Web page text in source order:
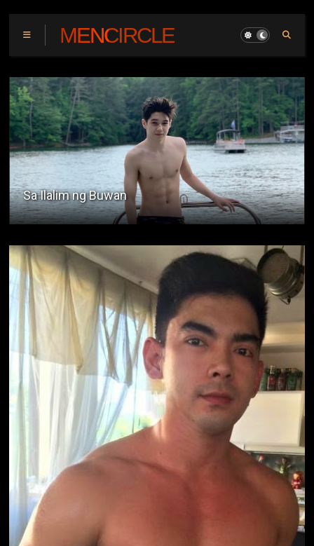
MENCIRCLE
Matalik Na Magkaibigan